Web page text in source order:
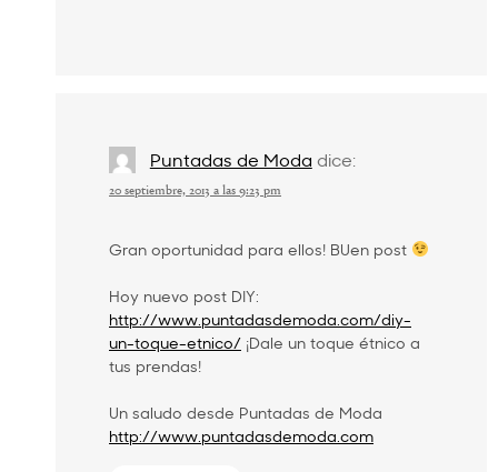
Puntadas de Moda dice:
20 septiembre, 2013 a las 9:23 pm
Gran oportunidad para ellos! BUen post
Hoy nuevo post DIY:
http://www.puntadasdemoda.com/diy-
un-toque-etnico/ ¡Dale un toque étnico a
tus prendas!
Un saludo desde Puntadas de Moda
http://www.puntadasdemoda.com